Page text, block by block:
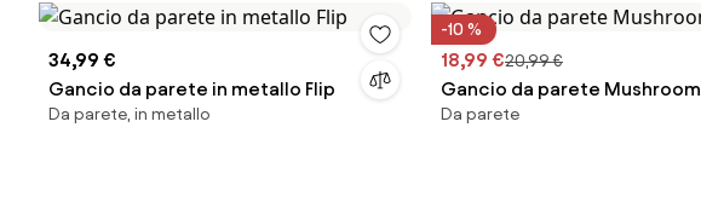
34,99 €
Gancio da parete in metallo Flip
Da parete, in metallo
-10 %
18,99 €20,99 €
Gancio da parete Mushroom
Da parete